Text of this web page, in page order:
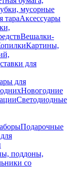
мусорные
тараАксессуары
Вешалки-
Картины,
для
для
Новогодние
Светодиодные
Подарочные
поддоны,
со